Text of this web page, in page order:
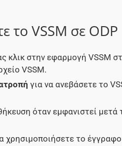
το VSSM σε ODP
κλικ στην εφαρμογή VSSM
VSSM.
για να ανεβάσετε το
όταν εμφανιστεί μετά
χρησιμοποιήσετε το